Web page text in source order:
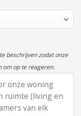
beschrijven zodat onze
om op te reageren.